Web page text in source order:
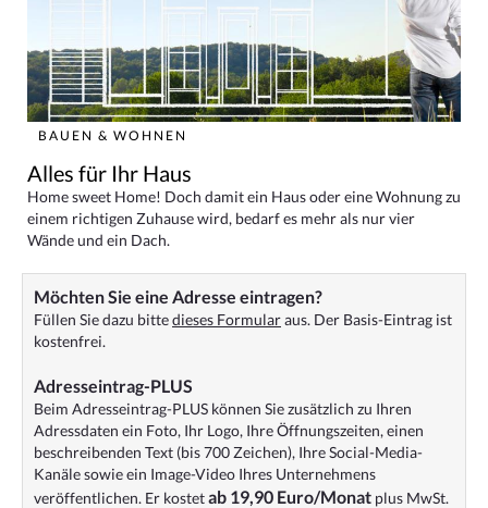
BAUEN & WOHNEN
Alles für Ihr Haus
Home sweet Home! Doch damit ein Haus oder eine Wohnung zu
einem richtigen Zuhause wird, bedarf es mehr als nur vier
Wände und ein Dach.
Möchten Sie eine Adresse eintragen?
Füllen Sie dazu bittedieses Formularaus. Der Basis-Eintrag ist
kostenfrei.
Adresseintrag-PLUS
Beim Adresseintrag-PLUS können Sie zusätzlich zu Ihren
Adressdaten ein Foto, Ihr Logo, Ihre Öffnungszeiten, einen
beschreibenden Text (bis 700 Zeichen), Ihre Social-Media-
Kanäle sowie ein Image-Video Ihres Unternehmens
veröffentlichen. Er kostetab 19,90 Euro/Monat plus MwSt.